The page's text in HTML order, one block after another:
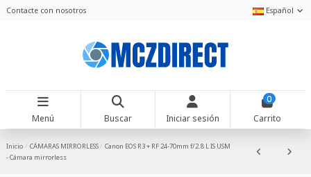
Contacte con nosotros Español
Menú Buscar Iniciar sesión
0
Carrito
Inicio CÁMARAS MIRRORLESS
Canon EOS R3 + RF 24-70mm f/2.8 L IS USM
- Cámara mirrorless